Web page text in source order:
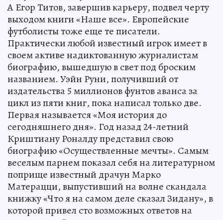
А Егор Титов, завершив карьеру, подвел черту
выходом книги «Наше все». Европейские
футболисты тоже еще те писатели.
Практически любой известный игрок имеет в
своем активе надиктованную журналистам
биографию, вышедшую в свет под броским
названием. Уэйн Руни, получивший от
издательства 5 миллионов фунтов аванса за
цикл из пяти книг, пока написал только две.
Первая называется «Моя история до
сегодняшнего дня». Год назад 24-летний
Криштиану Роналду представил свою
биографию «Осуществленные мечты». Самым
веселым парнем показал себя на литературном
поприще известный драчун Марко
Матерацци, выпустивший на волне скандала
книжку «Что я на самом деле сказал Зидану», в
которой привел сто возможных ответов на